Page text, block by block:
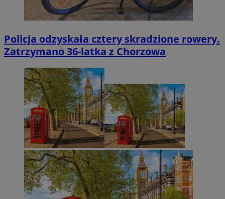
Policja odzyskała cztery skradzione rowery.
Zatrzymano 36-latka z Chorzowa